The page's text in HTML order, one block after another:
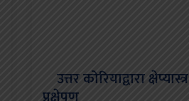
उत्तर कोरियाद्वारा क्षेप्यास्त्र